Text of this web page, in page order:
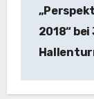
2018“